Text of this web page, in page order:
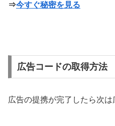
⇒今すぐ秘密を見る
広告コードの取得方法
広告の提携が完了したら次は